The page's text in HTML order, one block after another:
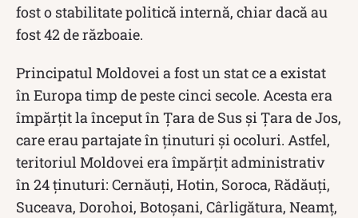
fost o stabilitate politică internă, chiar dacă au
fost 42 de războaie.
Principatul Moldovei a fost un stat ce a existat
în Europa timp de peste cinci secole. Acesta era
împărțit la început în Țara de Sus și Țara de Jos,
care erau partajate în ținuturi și ocoluri. Astfel,
teritoriul Moldovei era împărțit administrativ
în 24 ținuturi: Cernăuți, Hotin, Soroca, Rădăuți,
Suceava, Dorohoi, Botoșani, Cârligătura, Neamț,